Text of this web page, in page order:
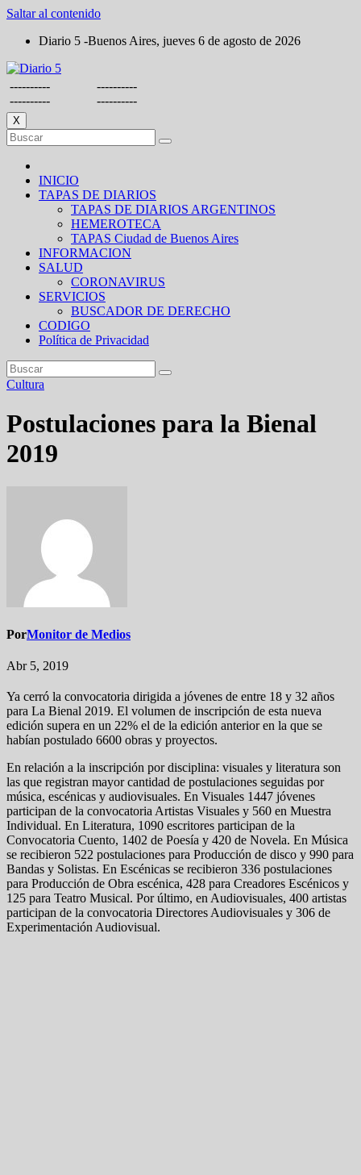
Saltar al contenido
Diario 5 -Buenos Aires, jueves 6 de agosto de 2026
----------
----------
----------
----------
X
INICIO
TAPAS DE DIARIOS
TAPAS DE DIARIOS ARGENTINOS
HEMEROTECA
TAPAS Ciudad de Buenos Aires
INFORMACION
SALUD
CORONAVIRUS
SERVICIOS
BUSCADOR DE DERECHO
CODIGO
Política de Privacidad
Cultura
Postulaciones para la Bienal
2019
PorMonitor de Medios
Abr 5, 2019
Ya cerró la convocatoria dirigida a jóvenes de entre 18 y 32 años
para La Bienal 2019. El volumen de inscripción de esta nueva
edición supera en un 22% el de la edición anterior en la que se
habían postulado 6600 obras y proyectos.
En relación a la inscripción por disciplina: visuales y literatura son
las que registran mayor cantidad de postulaciones seguidas por
música, escénicas y audiovisuales. En Visuales 1447 jóvenes
participan de la convocatoria Artistas Visuales y 560 en Muestra
Individual. En Literatura, 1090 escritores participan de la
Convocatoria Cuento, 1402 de Poesía y 420 de Novela. En Música
se recibieron 522 postulaciones para Producción de disco y 990 para
Bandas y Solistas. En Escénicas se recibieron 336 postulaciones
para Producción de Obra escénica, 428 para Creadores Escénicos y
125 para Teatro Musical. Por último, en Audiovisuales, 400 artistas
participan de la convocatoria Directores Audiovisuales y 306 de
Experimentación Audiovisual.